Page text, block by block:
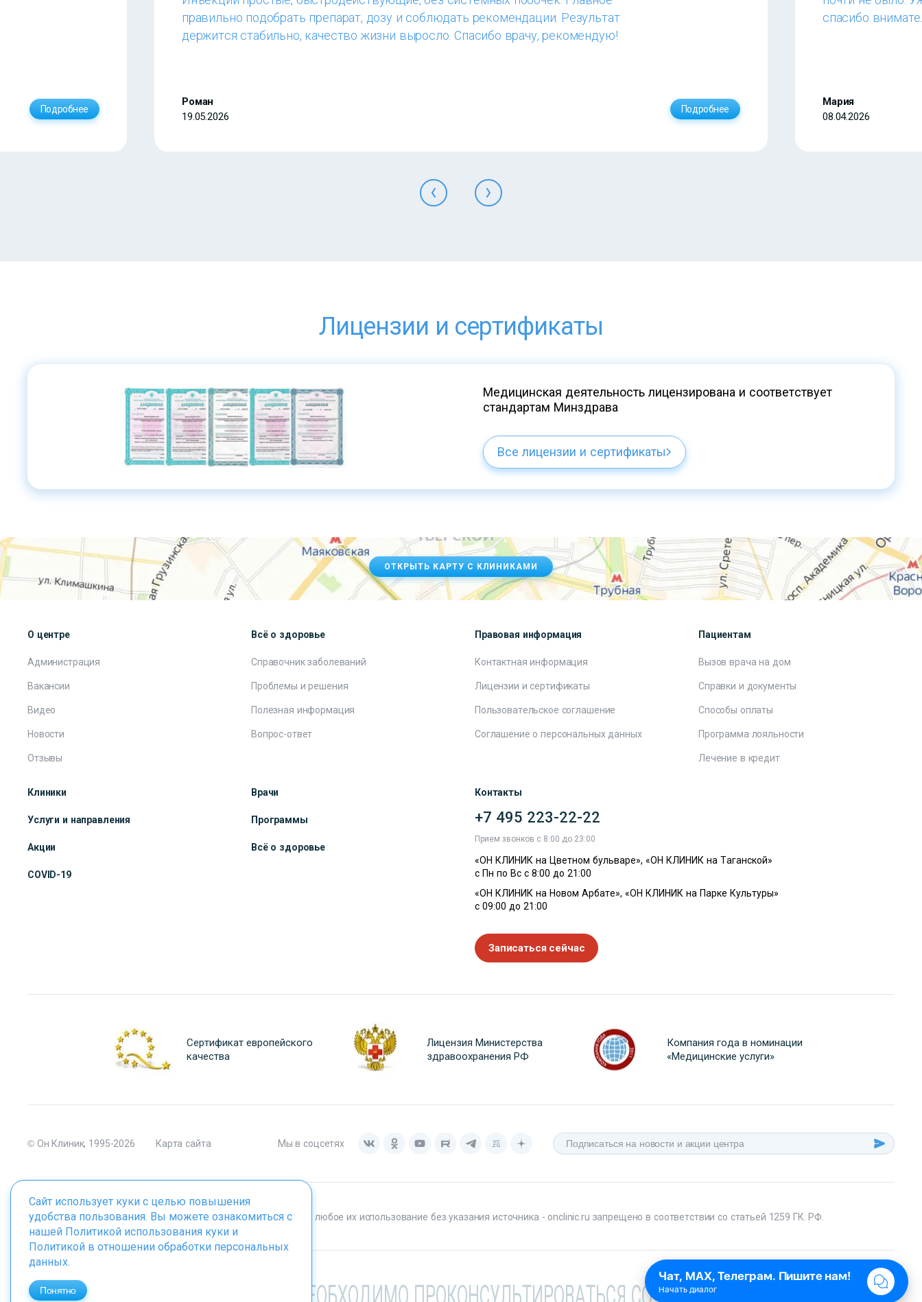
Подробнее
правильно подобрать препарат, дозу и соблюдать рекомендации. Результат
держится стабильно, качество жизни выросло. Спасибо врачу, рекомендую!
Роман
19.05.2026
Подробнее
спасибо
Мария
08.04.2026
Лицензии и сертификаты
Медицинская деятельность лицензирована и соответствует
стандартам Минздрава
Все лицензии и сертификаты
ОТКРЫТЬ КАРТУ С КЛИНИКАМИ
О центре
Администрация
Вакансии
Видео
Новости
Отзывы
Всё о здоровье
Справочник заболеваний
Проблемы и решения
Полезная информация
Вопрос-ответ
Правовая информация
Контактная информация
Лицензии и сертификаты
Пользовательское соглашение
Соглашение о персональных данных
Пациентам
Вызов врача на дом
Справки и документы
Способы оплаты
Программа лояльности
Лечение в кредит
Клиники Врачи
Услуги и направления Программы
Акции Всё о здоровье
COVID-19
Контакты
+7 495 223-22-22
Прием звонков с 8:00 до 23:00
«ОН КЛИНИК на Цветном бульваре», «ОН КЛИНИК на Таганской»
с Пн по Вс с 8:00 до 21:00
«ОН КЛИНИК на Новом Арбате», «ОН КЛИНИК на Парке Культуры»
с 09:00 до 21:00
Записаться сейчас
Сертификат европейского
качества
Лицензия Министерства
здравоохранения РФ
Компания года в номинации
«Медицинские услуги»
© Он Клиник, 1995-2026 Карта сайта Мы в соцсетях
Материалы сайта являются собственностью ООО "Он Клиник", любое их использование без указания источника - onclinic.ru запрещено в соответствии со статьей 1259 ГК. РФ.
Сайт использует куки с целью повышения
удобства пользования. Вы можете ознакомиться с
нашей Политикой использования куки и
Политикой в отношении обработки персональных
данных.
Понятно